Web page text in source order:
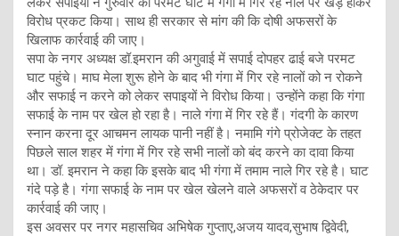
विरोध प्रकट किया। साथ ही सरकार से मांग की कि दोषी अफसरों के
खिलाफ कार्रवाई की जाए।
सपा के नगर अध्यक्ष डॉ.इमरान की अगुवाई में सपाई दोपहर ढाई बजे परमट
घाट पहुंचे। माघ मेला शुरू होने के बाद भी गंगा में गिर रहे नालों को न रोकने
और सफाई न करने को लेकर सपाइयों ने विरोध किया। उन्होंने कहा कि गंगा
सफाई के नाम पर खेल हो रहा है। नाले गंगा में गिर रहे हैं। गंदगी के कारण
स्नान करना दूर आचमन लायक पानी नहीं है। नमामि गंगे प्रोजेक्ट के तहत
पिछले साल शहर में गंगा में गिर रहे सभी नालों को बंद करने का दावा किया
था। डॉ. इमरान ने कहा कि इसके बाद भी गंगा में तमाम नाले गिर रहे है। घाट
गंदे पड़े है। गंगा सफाई के नाम पर खेल खेलने वाले अफसरों व ठेकेदार पर
कार्रवाई की जाए।
इस अवसर पर नगर महासचिव अभिषेक गुप्ताए,अजय यादव,सुभाष द्विवेदी,